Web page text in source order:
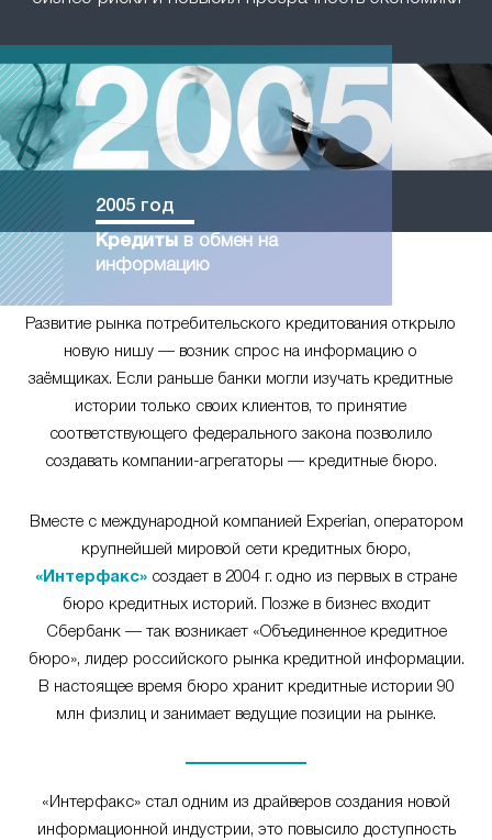
2005 год
Кредиты в обмен на
информацию
Развитие рынка потребительского кредитования открыло
новую нишу — возник спрос на информацию о
заёмщиках. Если раньше банки могли изучать кредитные
истории только своих клиентов, то принятие
соответствующего федерального закона позволило
создавать компании-агрегаторы — кредитные бюро.
Вместе с международной компанией Experian, оператором
крупнейшей мировой сети кредитных бюро,
«Интерфакс» создает в 2004 г. одно из первых в стране
бюро кредитных историй. Позже в бизнес входит
Сбербанк — так возникает «Объединенное кредитное
бюро», лидер российского рынка кредитной информации.
В настоящее время бюро хранит кредитные истории 90
млн физлиц и занимает ведущие позиции на рынке.
«Интерфакс» стал одним из драйверов создания новой
информационной индустрии, это повысило доступность